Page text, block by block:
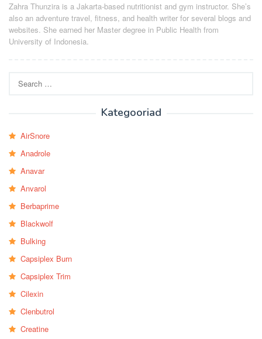
Zahra Thunzira is a Jakarta-based nutritionist and gym instructor. She’s
also an adventure travel, fitness, and health writer for several blogs and
websites. She earned her Master degree in Public Health from
University of Indonesia.
for:
Kategooriad
AirSnore
Anadrole
Anavar
Anvarol
Berbaprime
Blackwolf
Bulking
Capsiplex Burn
Capsiplex Trim
Cilexin
Clenbutrol
Creatine